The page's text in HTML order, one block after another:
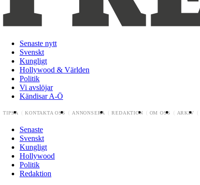
Senaste nytt
Svenskt
Kungligt
Hollywood & Världen
Politik
Vi avslöjar
Kändisar A-Ö
TIPSA KONTAKTA OSS ANNONSERA REDAKTION OM OSS ARKIV
Senaste
Svenskt
Kungligt
Hollywood
Politik
Redaktion